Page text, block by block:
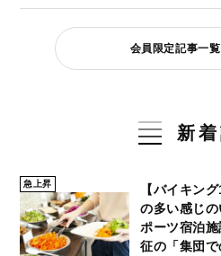
会員限定記事一
新
急上昇
【バイキン
の多い感じ
ポーツ宿泊
征の「集団